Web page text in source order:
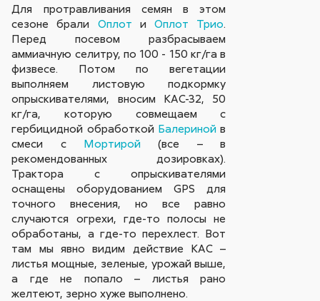
Для протравливания семян в этом
сезоне брали Оплот иОплот Трио.
Перед посевом разбрасываем
аммиачную селитру, по 100 - 150 кг/га в
физвесе. Потом по вегетации
выполняем листовую подкормку
опрыскивателями, вносим КАС-32, 50
кг/га, которую совмещаем с
гербицидной обработкой Балеринойв
смеси с Мортирой (все – в
рекомендованных дозировках).
Трактора с опрыскивателями
оснащены оборудованием GPS для
точного внесения, но все равно
случаются огрехи, где-то полосы не
обработаны, а где-то перехлест. Вот
там мы явно видим действие КАС –
листья мощные, зеленые, урожай выше,
а где не попало – листья рано
желтеют, зерно хуже выполнено.